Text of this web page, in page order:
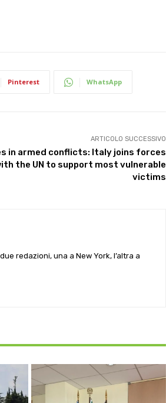
Pinterest WhatsApp
ARTICOLO SUCCESSIVO
in armed conflicts: Italy joins forces
the UN to support most vulnerable
victims
redazioni, una a New York, l’altra a